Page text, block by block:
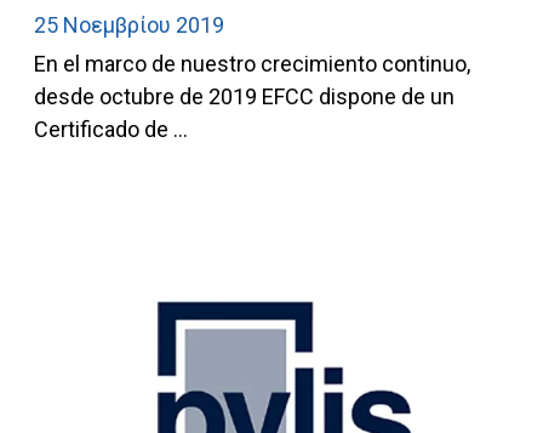
25 Νοεμβρίου 2019
En el marco de nuestro crecimiento continuo,
desde octubre de 2019 EFCC dispone de un
Certificado de ...